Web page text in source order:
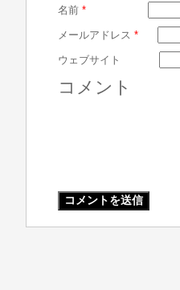
名前 *
メールアドレス *
ウェブサイト
コメント